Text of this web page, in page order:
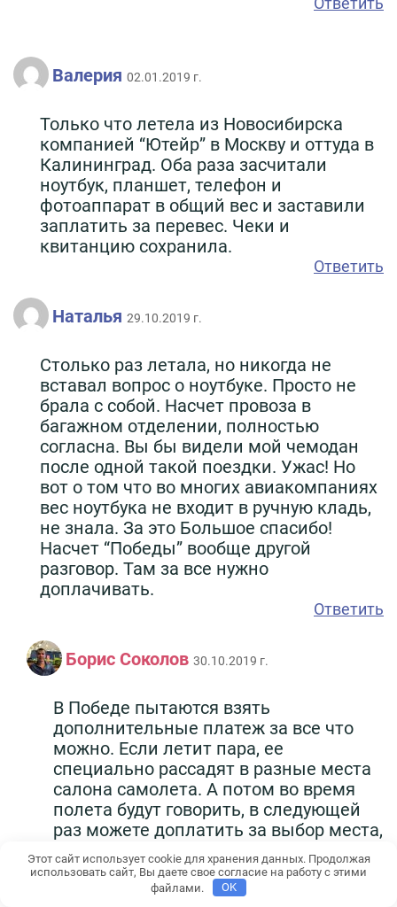
Валерия 02.01.2019 г.
Только что летела из Новосибирска
компанией “Ютейр” в Москву и оттуда в
Калининград. Оба раза засчитали
ноутбук, планшет, телефон и
фотоаппарат в общий вес и заставили
заплатить за перевес. Чеки и
квитанцию сохранила.
Ответить
Наталья 29.10.2019 г.
Столько раз летала, но никогда не
вставал вопрос о ноутбуке. Просто не
брала с собой. Насчет провоза в
багажном отделении, полностью
согласна. Вы бы видели мой чемодан
после одной такой поездки. Ужас! Но
вот о том что во многих авиакомпаниях
вес ноутбука не входит в ручную кладь,
не знала. За это Большое спасибо!
Насчет “Победы” вообще другой
разговор. Там за все нужно
доплачивать.
Ответить
Борис Соколов 30.10.2019 г.
В Победе пытаются взять
дополнительные платеж за все что
можно. Если летит пара, ее
специально рассадят в разные места
салона самолета. А потом во время
полета будут говорить, в следующей
раз можете доплатить за выбор места,
чтобы сидеть рядом, обязательно
воспользуйтесь данной
возможностью.
Этот сайт использует cookie для хранения данных. Продолжая
использовать сайт, Вы даете свое согласие на работу с этими
файлами.
OK